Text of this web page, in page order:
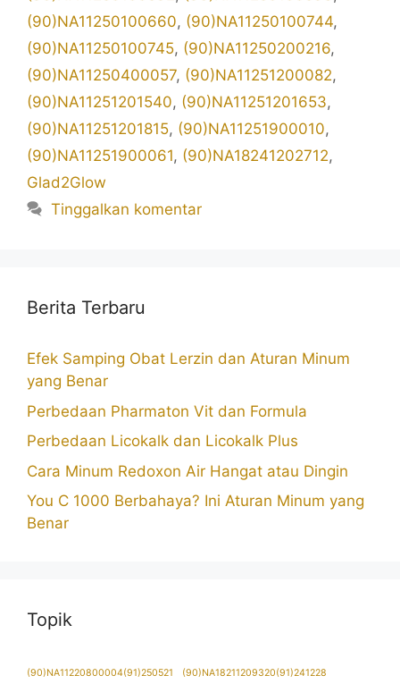
(90)NA11250100660, (90)NA11250100744,
(90)NA11250100745, (90)NA11250200216,
(90)NA11250400057, (90)NA11251200082,
(90)NA11251201540, (90)NA11251201653,
(90)NA11251201815, (90)NA11251900010,
(90)NA11251900061, (90)NA18241202712,
Glad2Glow
Tinggalkan komentar
Berita Terbaru
Efek Samping Obat Lerzin dan Aturan Minum
yang Benar
Perbedaan Pharmaton Vit dan Formula
Perbedaan Licokalk dan Licokalk Plus
Cara Minum Redoxon Air Hangat atau Dingin
You C 1000 Berbahaya? Ini Aturan Minum yang
Benar
Topik
(90)NA11220800004(91)250521 (90)NA18211209320(91)241228